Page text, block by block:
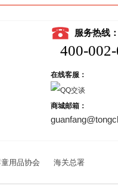
服务热线：
400-
在线客服：
商城邮箱：
用品协会 海关总署